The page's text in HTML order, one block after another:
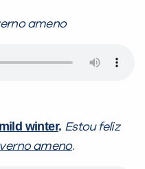
ameno
winter. Estou feliz
ameno.